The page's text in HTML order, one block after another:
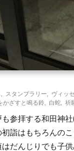
スタンプラリー ヴィッ
かざすと鳴る鈴 白蛇 祈
参拝する和田神
詣はもちろんの
だんじりでも子